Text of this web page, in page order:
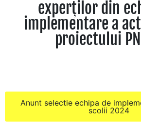
experților din
implementare a
proiectului
Anunt selectie echipa de
scolii 2024